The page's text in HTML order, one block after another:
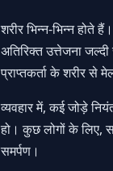
शरीर भिन्न-भिन्न होते
अतिरिक्त उत्तेजना
प्राप्तकर्ता के शरीर से
व्यवहार में, कई जोड़े
हो। कुछ लोगों के लिए,
समर्पण।